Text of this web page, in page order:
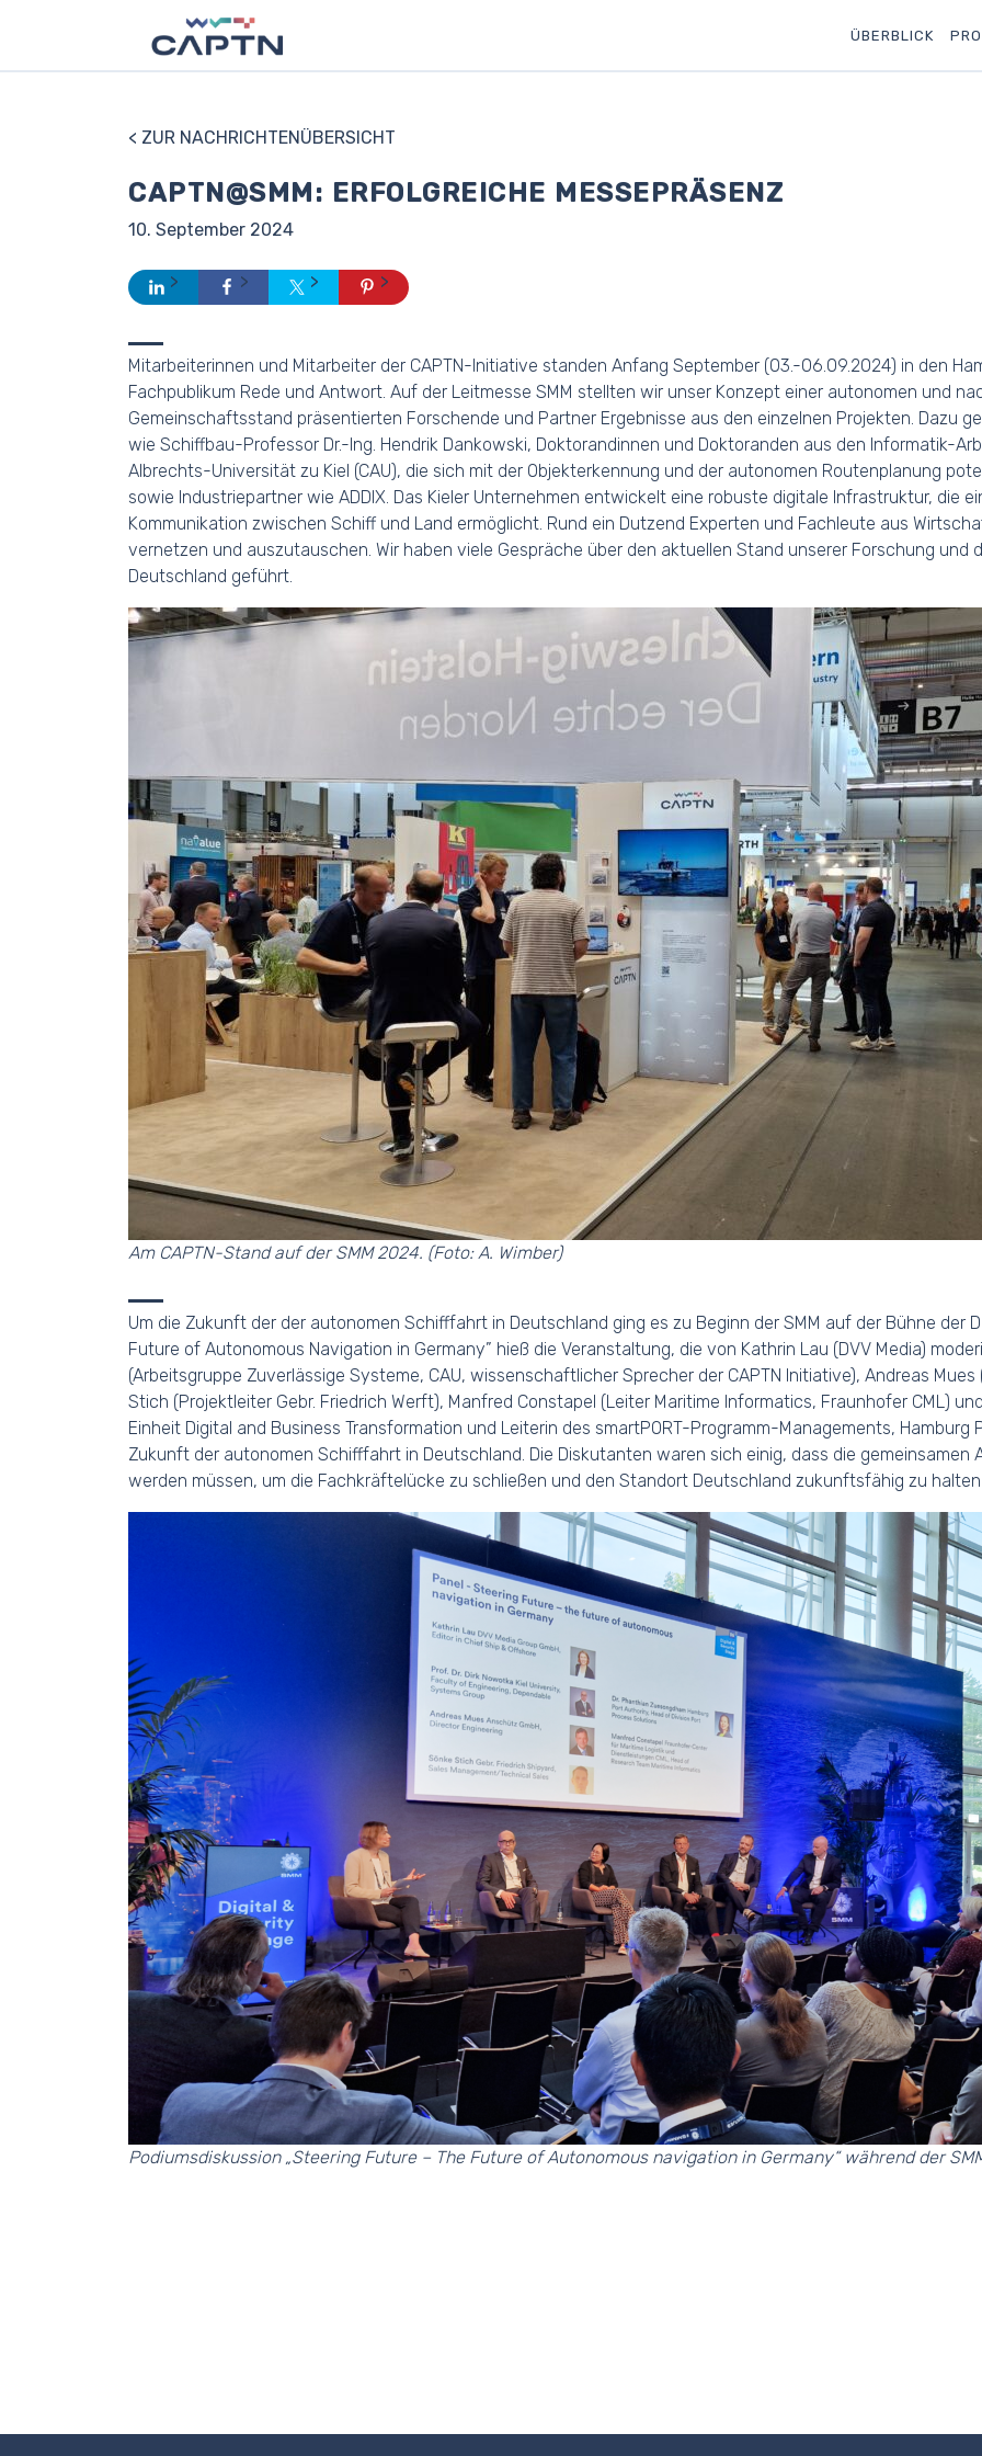
ÜBERBLICK
< ZUR NACHRICHTENÜBERSICHT
CAPTN@SMM: ERFOLGREICHE MESSEPRÄSENZ
10. September 2024
Mitarbeiterinnen und Mitarbeiter der CAPTN-Initiative standen Anfang September (03.-06.09.2024) in den
Fachpublikum Rede und Antwort. Auf der Leitmesse SMM stellten wir unser Konzept einer autonomen und
Gemeinschaftsstand präsentierten Forschende und Partner Ergebnisse aus den einzelnen Projekten. Dazu
wie Schiffbau-Professor Dr.-Ing. Hendrik Dankowski, Doktorandinnen und Doktoranden aus den Informatik-
Albrechts-Universität zu Kiel (CAU), die sich mit der Objekterkennung und der autonomen Routenplanung
sowie Industriepartner wie ADDIX. Das Kieler Unternehmen entwickelt eine robuste digitale Infrastruktur, die
Kommunikation zwischen Schiff und Land ermöglicht. Rund ein Dutzend Experten und Fachleute aus
vernetzen und auszutauschen. Wir haben viele Gespräche über den aktuellen Stand unserer Forschung
Deutschland geführt.
Am CAPTN-Stand auf der SMM 2024. (Foto: A. Wimber)
Um die Zukunft der der autonomen Schifffahrt in Deutschland ging es zu Beginn der SMM auf der Bühne der
Future of Autonomous Navigation in Germany” hieß die Veranstaltung, die von Kathrin Lau (DVV Media)
(Arbeitsgruppe Zuverlässige Systeme, CAU, wissenschaftlicher Sprecher der CAPTN Initiative), Andreas
Stich (Projektleiter Gebr. Friedrich Werft), Manfred Constapel (Leiter Maritime Informatics, Fraunhofer CML)
Einheit Digital and Business Transformation und Leiterin des smartPORT-Programm-Managements,
Zukunft der autonomen Schifffahrt in Deutschland. Die Diskutanten waren sich einig, dass die
werden müssen, um die Fachkräftelücke zu schließen und den Standort Deutschland zukunftsfähig zu
Podiumsdiskussion „Steering Future – The Future of Autonomous navigation in Germany“ während der